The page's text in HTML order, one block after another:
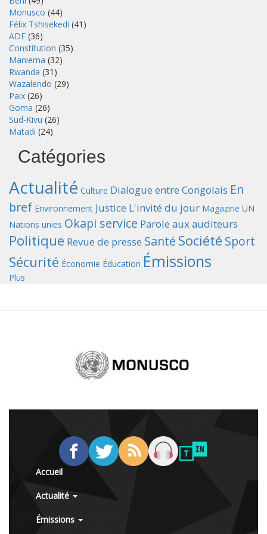
Monusco (44)
Félix Tshisekedi (41)
ADF (36)
Constitution (35)
Maniema (32)
Rwanda (31)
Wazalendo (29)
Paix (26)
Goma (26)
Sud-Kivu (26)
Matadi (24)
Catégories
Actualité Culture Dialogue entre Congolais En
bref Environnement Justice L'invité du jour Magazine UN
Nations unies Okapi service Parole aux auditeurs
Politique Revue de presse Santé Société Sport
Sécurité Économie Éducation Émissions
Plus
Accueil
Actualité
Émissions